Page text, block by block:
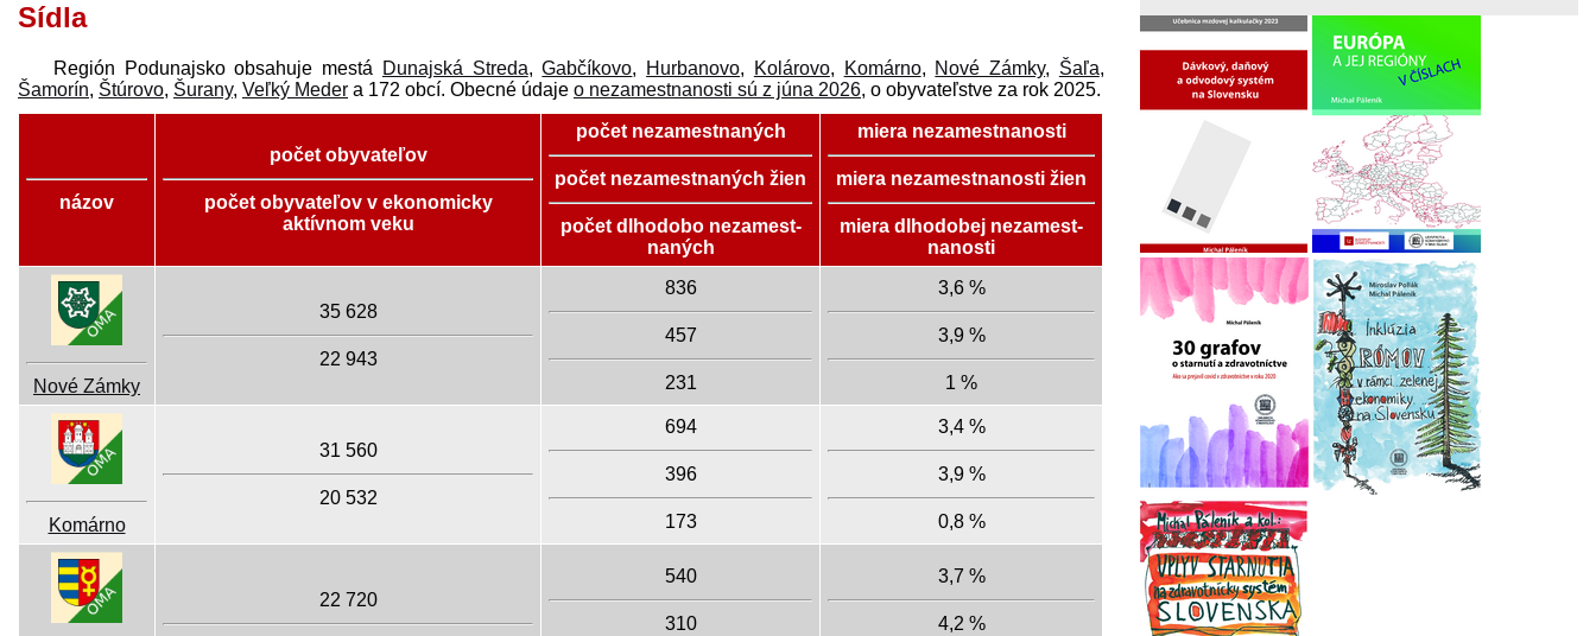
Sídla
Región Podunajsko obsahuje mestá Dunajská Streda,Gabčíkovo, Hurbanovo, Kolárovo, Komárno, Nové Zámky, Šaľa,
Šamorín, Štúrovo, Šurany, Veľký Meder a 172 obcí. Obecné údaje o nezamestnanosti sú z júna 2026, o obyvateľstve za rok 2025.
názov
počet obyvateľov
počet obyvateľov v ekonomicky
aktívnom veku
počet nezamest­naných
počet nezamest­naných žien
počet dlhodobo nezamest­
naných
miera nezamest­nanosti
miera nezamest­nanosti žien
miera dlhodobej nezamest­
nanosti
Nové Zámky
35 628
22 943
836
457
231
3,6 %
3,9 %
1 %
Komárno
31 560
20 532
694
396
173
3,4 %
3,9 %
0,8 %
22 720
540
310
3,7 %
4,2 %